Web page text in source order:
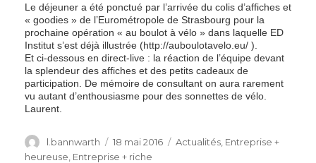
Le déjeuner a été ponctué par l’arrivée du colis d’affiches et
« goodies » de l’Eurométropole de Strasbourg pour la
prochaine opération « au boulot à vélo » dans laquelle ED
Institut s’est déjà illustrée (http://auboulotavelo.eu/ ).
Et ci-dessous en direct-live : la réaction de l’équipe devant
la splendeur des affiches et des petits cadeaux de
participation. De mémoire de consultant on aura rarement
vu autant d’enthousiasme pour des sonnettes de vélo.
Laurent.
Author
l.bannwarth
Posted
on
18 mai 2016 Categories
Actualités Entreprise +
heureuse Entreprise + riche